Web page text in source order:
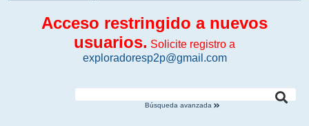
Acceso restringido a nuevos
usuarios. Solicite registro a
exploradoresp2p@gmail.com
Búsqueda avanzada